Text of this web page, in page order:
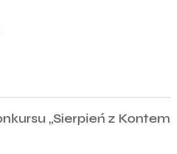
„Sierpień z Kontem